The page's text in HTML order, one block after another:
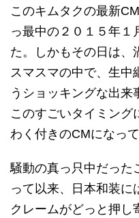
このキムタクの最新
っ最中の２０１５年１
た。しかもその日は、
スマスマの中で、生中
うショッキングな出来
このすごいタイミング
わく付きのCMになっ
騒動の真っ只中だった
って以来、日本和装に
クレームがどっと押し